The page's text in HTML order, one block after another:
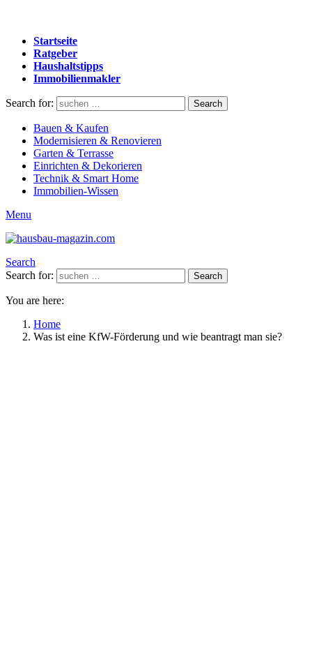
Startseite
Ratgeber
Haushaltstipps
Immobilienmakler
Search for: Search
Bauen & Kaufen
Modernisieren & Renovieren
Garten & Terrasse
Einrichten & Dekorieren
Technik & Smart Home
Immobilien-Wissen
Menu
Search
Search for:
Search
You are here:
Home
Was ist eine KfW-Förderung und wie beantragt man sie?